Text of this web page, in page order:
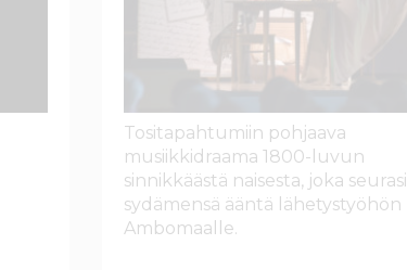
Tositapahtumiin pohjaava
musiikkidraama 1800-luvun
sinnikkäästä naisesta, joka seurasi
sydämensä ääntä lähetystyöhön
Ambomaalle.